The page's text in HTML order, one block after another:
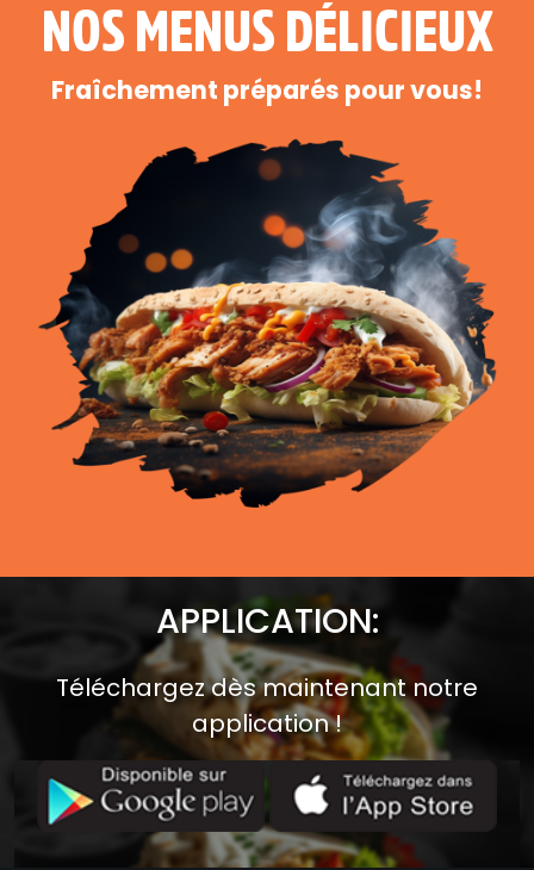
NOS MENUS DÉLICIEUX
Fraîchement préparés pour vous!
APPLICATION:
Téléchargez dès maintenant notre
application !